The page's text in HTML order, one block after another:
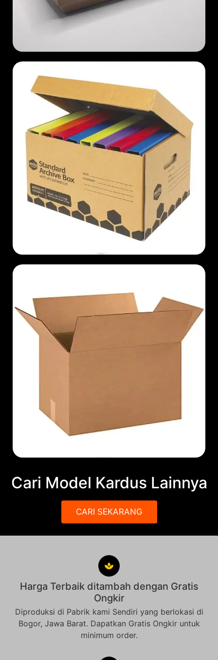
Cari Model Kardus Lainnya
CARI SEKARANG
Harga Terbaik ditambah dengan Gratis
Ongkir
Diproduksi di Pabrik kami Sendiri yang berlokasi di
Bogor, Jawa Barat. Dapatkan Gratis Ongkir untuk
minimum order.